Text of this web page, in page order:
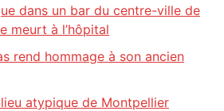
dans un bar du centre-ville de
meurt à l’hôpital
rend hommage à son ancien
atypique de Montpellier